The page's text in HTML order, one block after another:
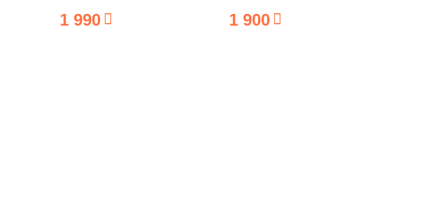
1 990 1 900